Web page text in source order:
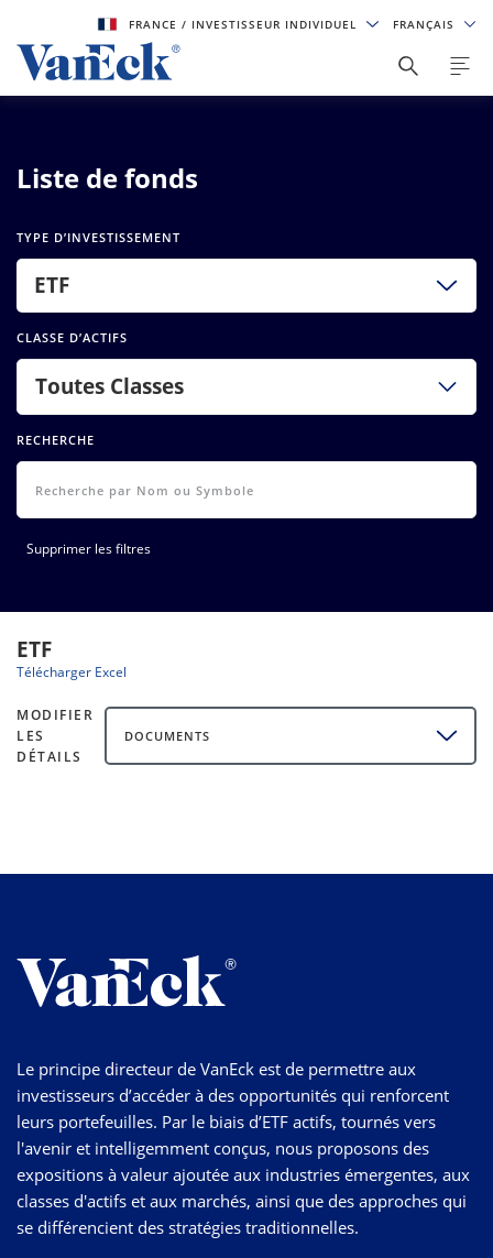
FRANCE/ INVESTISSEUR INDIVIDUEL FRANÇAIS
Liste de fonds
TYPE D’INVESTISSEMENT
ETF
CLASSE D’ACTIFS
Toutes Classes
RECHERCHE
Supprimer les filtres
ETF
Télécharger Excel
MODIFIER
LES
DÉTAILS
DOCUMENTS
Le principe directeur de VanEck est de permettre aux
investisseurs d’accéder à des opportunités qui renforcent
leurs portefeuilles. Par le biais d’ETF actifs, tournés vers
l'avenir et intelligemment conçus, nous proposons des
expositions à valeur ajoutée aux industries émergentes, aux
classes d'actifs et aux marchés, ainsi que des approches qui
se différencient des stratégies traditionnelles.